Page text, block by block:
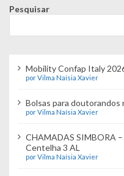
Pesquisar
Mobility Confap Italy
por Vilma Naísia Xavier
Bolsas para doutorandos
por Vilma Naísia Xavier
CHAMADAS SIMBORA
Centelha 3 AL
por Vilma Naísia Xavier